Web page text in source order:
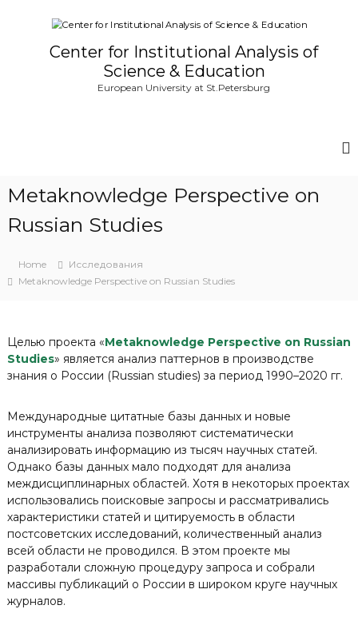
Center for Institutional Analysis of
Science & Education
European University at St.Petersburg
Metaknowledge Perspective on
Russian Studies
Home
Исследования
Metaknowledge Perspective on Russian Studies
Целью проекта «Metaknowledge Perspective on Russian
Studies» является анализ паттернов в производстве
знания о России (Russian studies) за период 1990–2020 гг.
Международные цитатные базы данных и новые
инструменты анализа позволяют систематически
анализировать информацию из тысяч научных статей.
Однако базы данных мало подходят для анализа
междисциплинарных областей. Хотя в некоторых проектах
использовались поисковые запросы и рассматривались
характеристики статей и цитируемость в области
постсоветских исследований, количественный анализ
всей области не проводился. В этом проекте мы
разработали сложную процедуру запроса и собрали
массивы публикаций о России в широком круге научных
журналов.